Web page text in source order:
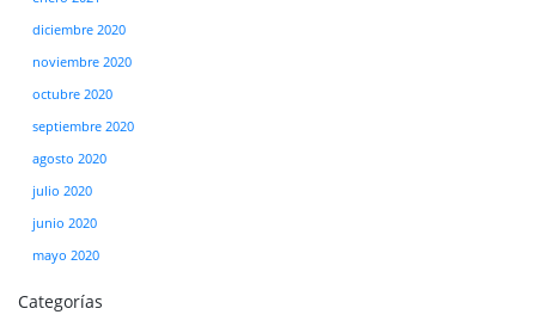
diciembre 2020
noviembre 2020
octubre 2020
septiembre 2020
agosto 2020
julio 2020
junio 2020
mayo 2020
Categorías